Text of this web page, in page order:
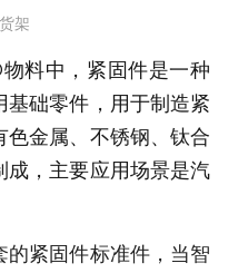
架
料中，紧固件是一种
础零件，用于制造紧
色金属、不锈钢、钛合
成，主要应用场景是汽
紧固件标准件，当智